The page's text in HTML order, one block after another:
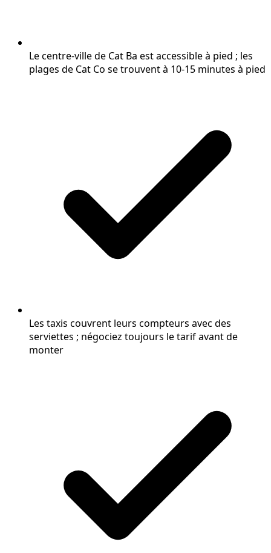
Le centre-ville de Cat Ba est accessible à pied ; les
plages de Cat Co se trouvent à 10-15 minutes à pied
Les taxis couvrent leurs compteurs avec des
serviettes ; négociez toujours le tarif avant de
monter